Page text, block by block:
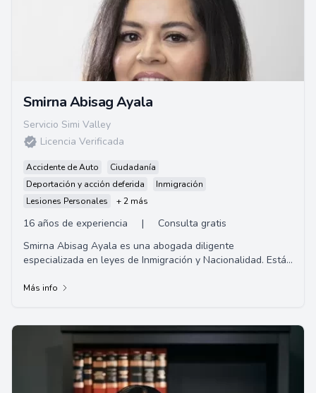
Smirna Abisag Ayala
Servicio Simi Valley
Licencia Verificada
Accidente de Auto
Ciudadanía
Deportación y acción deferida
Inmigración
Lesiones Personales
+ 2 más
16 años de experiencia |
Consulta gratis
Smirna Abisag Ayala es una abogada diligente
especializada en leyes de Inmigración y Nacionalidad. Está
Más info